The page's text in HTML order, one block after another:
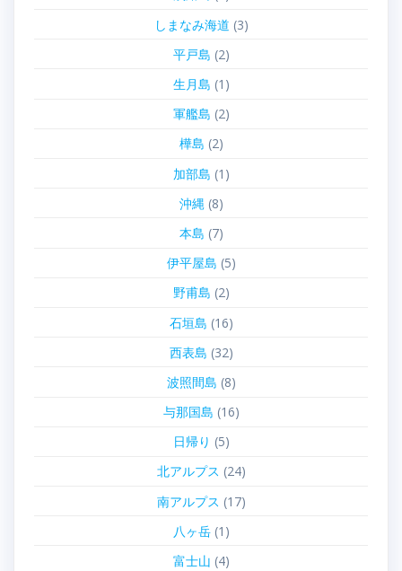
しまなみ海道 (3)
平戸島 (2)
生月島 (1)
軍艦島 (2)
樺島 (2)
加部島 (1)
沖縄 (8)
本島 (7)
伊平屋島 (5)
野甫島 (2)
石垣島 (16)
西表島 (32)
波照間島 (8)
与那国島 (16)
日帰り (5)
北アルプス (24)
南アルプス (17)
八ヶ岳(1)
富士山 (4)